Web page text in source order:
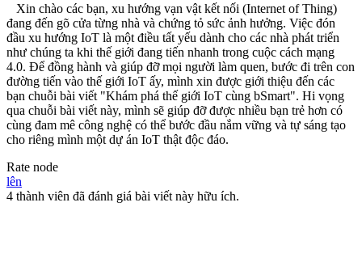
Xin chào các bạn, xu hướng vạn vật kết nối (Internet of Thing)
đang đến gõ cửa từng nhà và chứng tỏ sức ảnh hưởng. Việc đón
đầu xu hướng IoT là một điều tất yếu dành cho các nhà phát triển
như chúng ta khi thế giới đang tiến nhanh trong cuộc cách mạng
4.0. Để đồng hành và giúp đỡ mọi người làm quen, bước đi trên con
đường tiến vào thế giới IoT ấy, mình xin được giới thiệu đến các
bạn chuỗi bài viết "Khám phá thế giới IoT cùng bSmart". Hi vọng
qua chuỗi bài viết này, mình sẽ giúp đỡ được nhiều bạn trẻ hơn có
cùng đam mê công nghệ có thể bước đầu nắm vững và tự sáng tạo
cho riêng mình một dự án IoT thật độc đáo.
Rate node
lên
4 thành viên đã đánh giá bài viết này hữu ích.